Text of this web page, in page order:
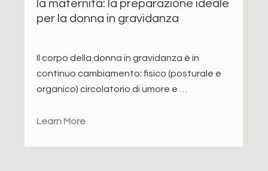
la maternità: la preparazione ideale
per la donna in gravidanza
Il corpo della donna in gravidanza è in
continuo cambiamento: fisico (posturale e
organico) circolatorio di umore e …
Learn More